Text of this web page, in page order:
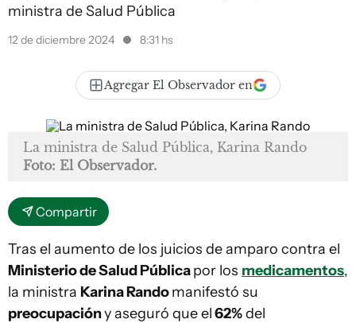
ministra de Salud Pública
12 de diciembre 2024 8:31 hs
Agregar El Observador en
La ministra de Salud Pública, Karina Rando
Foto: El Observador.
Compartir
Tras el aumento de los juicios de amparo contra el
Ministerio de Salud Públicapor los medicamentos,
la ministra Karina Randomanifestó su
preocupacióny aseguró que el62%del